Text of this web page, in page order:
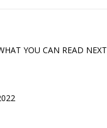
YOU CAN READ NEXT